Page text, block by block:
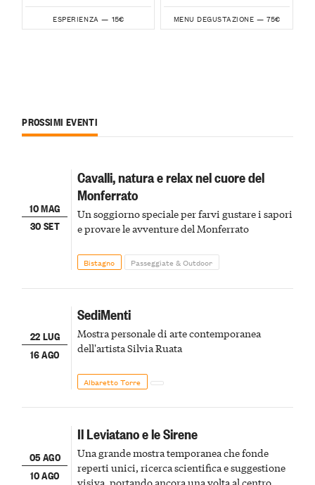
ESPERIENZA — 15€ MENU DEGUSTAZIONE — 75€
PROSSIMI EVENTI
10 MAG
30 SET
Cavalli, natura e relax nel cuore del
Monferrato
Un soggiorno speciale per farvi gustare i sapori
e provare le avventure del Monferrato
Bistagno Passeggiate & Outdoor
22 LUG
16 AGO
SediMenti
Mostra personale di arte contemporanea
dell'artista Silvia Ruata
Albaretto Torre
05 AGO
10 AGO
Il Leviatano e le Sirene
Una grande mostra temporanea che fonde
reperti unici, ricerca scientifica e suggestione